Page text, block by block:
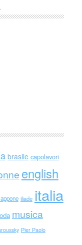
brasile capolavori
english
iliade italia
musica
Pier Paolo